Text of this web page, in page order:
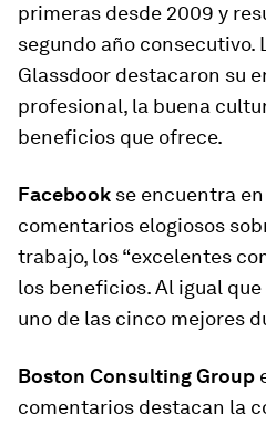
primeras desde 2009 y
segundo año consecutivo.
Glassdoor destacaron su
profesional, la buena
beneficios que ofrece.
Facebook se encuentra
comentarios elogiosos
trabajo, los “excelentes
los beneficios. Al igual
uno de las cinco mejores
Boston Consulting Group
comentarios destacan la